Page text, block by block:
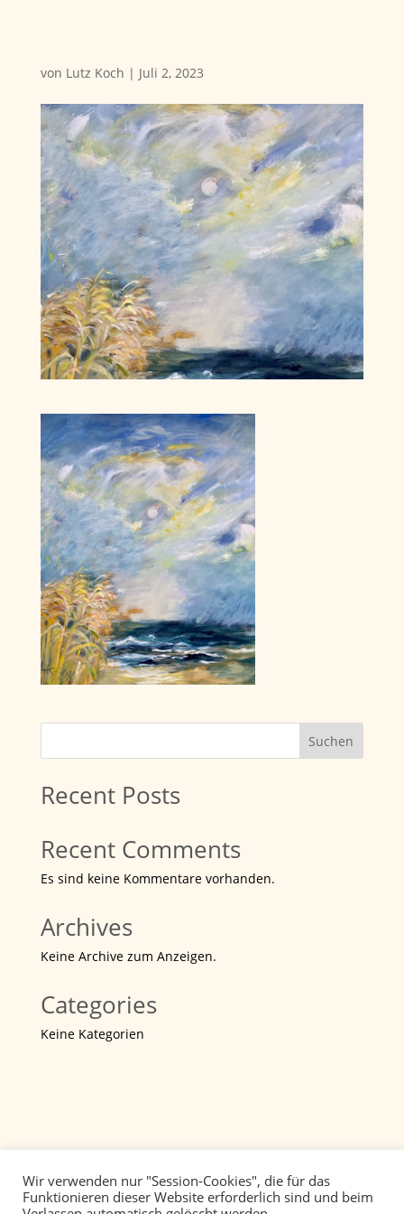
von Lutz Koch | Juli 2, 2023
Suchen
Recent Posts
Recent Comments
Es sind keine Kommentare vorhanden.
Archives
Keine Archive zum Anzeigen.
Categories
Keine Kategorien
Wir verwenden nur "Session-Cookies", die für das
Funktionieren dieser Website erforderlich sind und beim